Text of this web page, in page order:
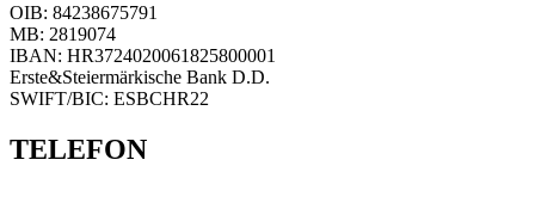
OIB: 84238675791
MB: 2819074
IBAN: HR3724020061825800001
Erste&Steiermärkische Bank D.D.
SWIFT/BIC: ESBCHR22
TELEFON